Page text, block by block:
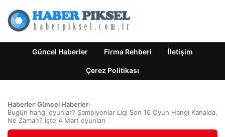
Güncel Haberler Firma Rehberi İletişim
Çerez Politikası
Haberler›Güncel Haberler›
Bugün hangi oyunlar? Şampiyonlar Ligi Son 16 Oyun Hangi Kanalda,
Ne Zaman? İşte 4 Mart oyunları